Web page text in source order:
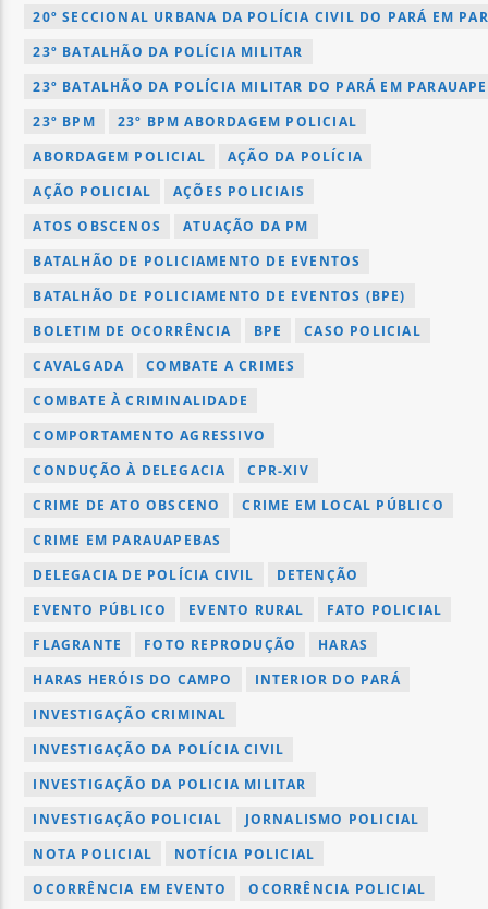
20º SECCIONAL URBANA DA POLÍCIA CIVIL DO PARÁ EM
23º BATALHÃO DA POLÍCIA MILITAR
23º BATALHÃO DA POLÍCIA MILITAR DO PARÁ EM
23º BPM
23º BPM ABORDAGEM POLICIAL
ABORDAGEM POLICIAL
AÇÃO DA POLÍCIA
AÇÃO POLICIAL
AÇÕES POLICIAIS
ATOS OBSCENOS
ATUAÇÃO DA PM
BATALHÃO DE POLICIAMENTO DE EVENTOS
BATALHÃO DE POLICIAMENTO DE EVENTOS (BPE)
BOLETIM DE OCORRÊNCIA
BPE
CASO POLICIAL
CAVALGADA
COMBATE A CRIMES
COMBATE À CRIMINALIDADE
COMPORTAMENTO AGRESSIVO
CONDUÇÃO À DELEGACIA
CPR-XIV
CRIME DE ATO OBSCENO
CRIME EM LOCAL PÚBLICO
CRIME EM PARAUAPEBAS
DELEGACIA DE POLÍCIA CIVIL
DETENÇÃO
EVENTO PÚBLICO
EVENTO RURAL
FATO POLICIAL
FLAGRANTE
FOTO REPRODUÇÃO
HARAS
HARAS HERÓIS DO CAMPO
INTERIOR DO PARÁ
INVESTIGAÇÃO CRIMINAL
INVESTIGAÇÃO DA POLÍCIA CIVIL
INVESTIGAÇÃO DA POLICIA MILITAR
INVESTIGAÇÃO POLICIAL
JORNALISMO POLICIAL
NOTA POLICIAL
NOTÍCIA POLICIAL
OCORRÊNCIA EM EVENTO
OCORRÊNCIA POLICIAL